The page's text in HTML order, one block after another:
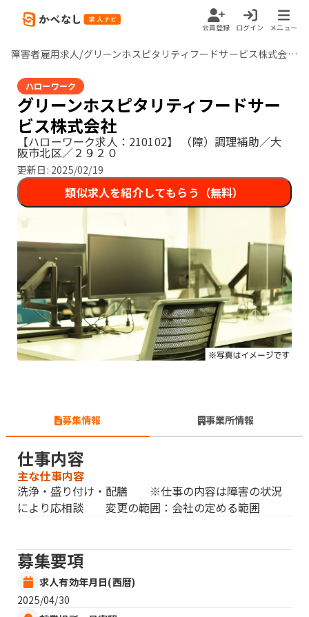
会員登録 ログイン メニュー
障害者雇用求人/グリーンホスピタリティフードサービス株式会社/大阪府
ハローワーク
グリーンホスピタリティフードサー
ビス株式会社
【ハローワーク求人：210102】 （障）調理補助／大
阪市北区／２９２０
更新日: 2025/02/19
類似求人を紹介してもらう（無料）
募集情報 事業所情報
仕事内容
主な仕事内容
洗浄・盛り付け・配膳 ※仕事の内容は障害の状況
により応相談 変更の範囲：会社の定める範囲
募集要項
求人有効年月日(西暦)
2025/04/30